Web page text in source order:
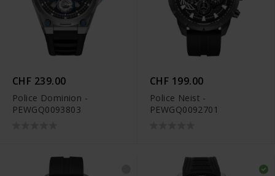
CHF 239.00
Police Dominion -
PEWGQ0093803
CHF 199.00
Police Neist -
PEWGQ0092701